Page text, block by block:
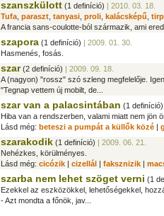
szanszkülott (1 definíció) | 2010. 03. 18.
Tufa paraszt tanyasi proli kalácsképű
A francia sans-coulotte-ból származik, ami
szapora (1 definíció) | 2009. 01. 30.
Hasmenés, fosás.
szar(2 definíció) | 2009. 09. 18.
A (nagyon) "rossz" szó szleng megfelelője.
"Tegnap vettem új mobilt, de...
szar van a palacsintában (1 definíció)
Hiba van a rendszerben, valami miatt nem jön
Lásd még: beteszi a pumpát a küllők közé |
szarakodik (1 definíció) | 2009. 06. 21.
Nehézkes, körülményes.
Lásd még: cicózik | cizellál | faksznizik |
szarba nem lehet szöget verni (1
Ezekkel az eszközökkel, lehetőségekkel,
- Azt mondta a főnök, jav...